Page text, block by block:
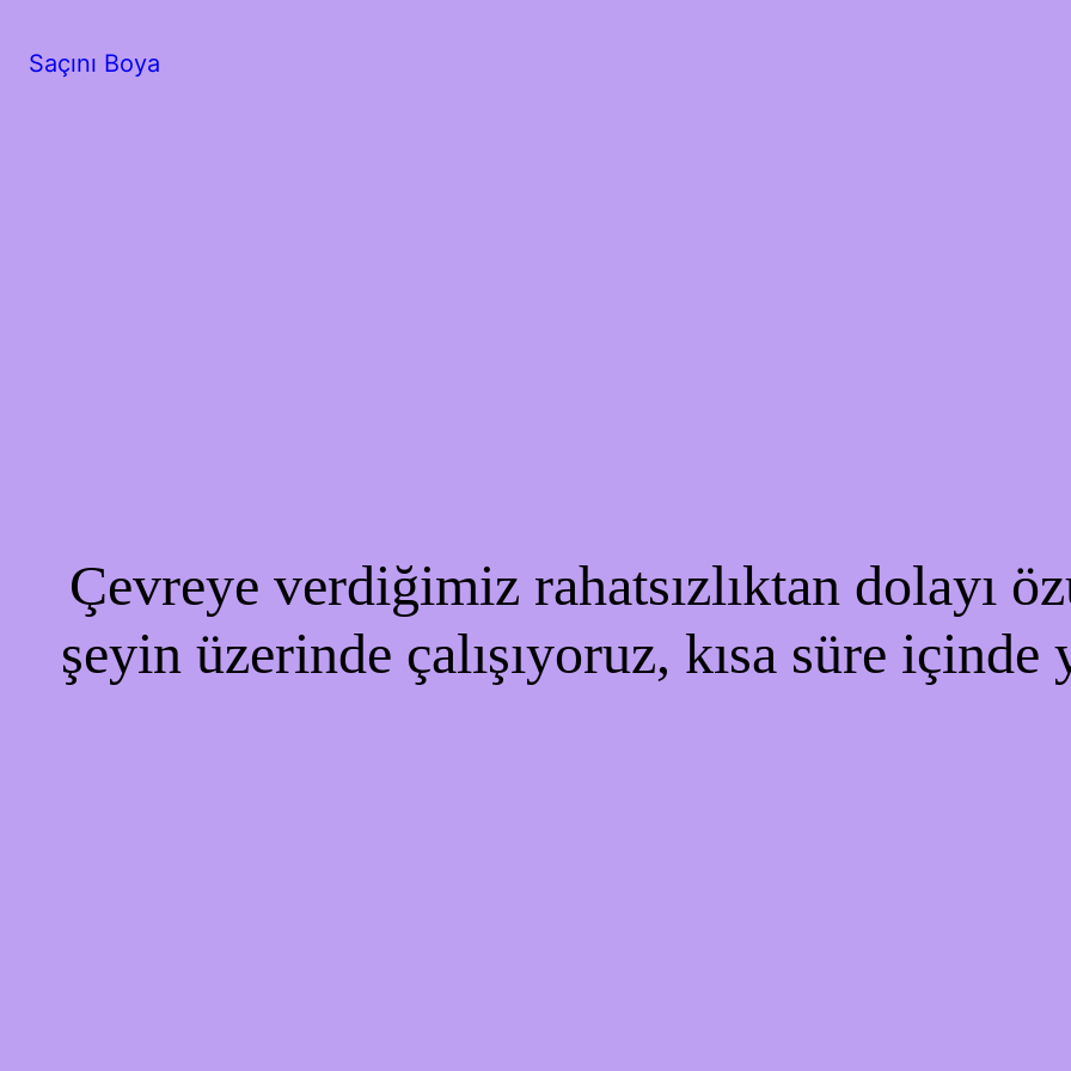
Saçını Boya
Çevreye verdiğimiz rahatsızlıktan dolayı
şeyin üzerinde çalışıyoruz, kısa süre